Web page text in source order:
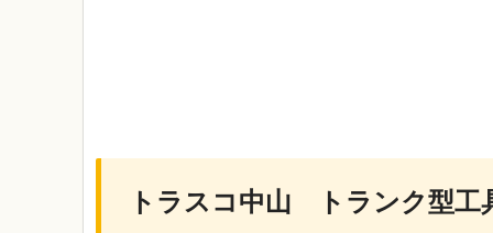
トラスコ中山 トランク型工